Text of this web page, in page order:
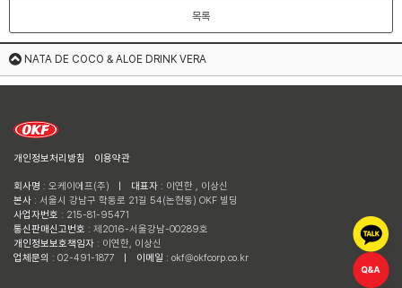
목록
NATA DE COCO & ALOE DRINK VERA
개인정보처리방침 이용약관
회사명 : 오케이에프(주) ㅣ 대표자 : 이연한 , 이상신
본사 : 서울시 강남구 학동로 21길 54(논현동) OKF 빌딩
사업자번호 : 215-81-95471
통신판매신고번호 : 제2016-서울강남-00289호
개인정보보호책임자 : 이연한, 이상신
업체문의 : 02-491-1877 ㅣ 이메일 : okf@okfcorp.co.kr